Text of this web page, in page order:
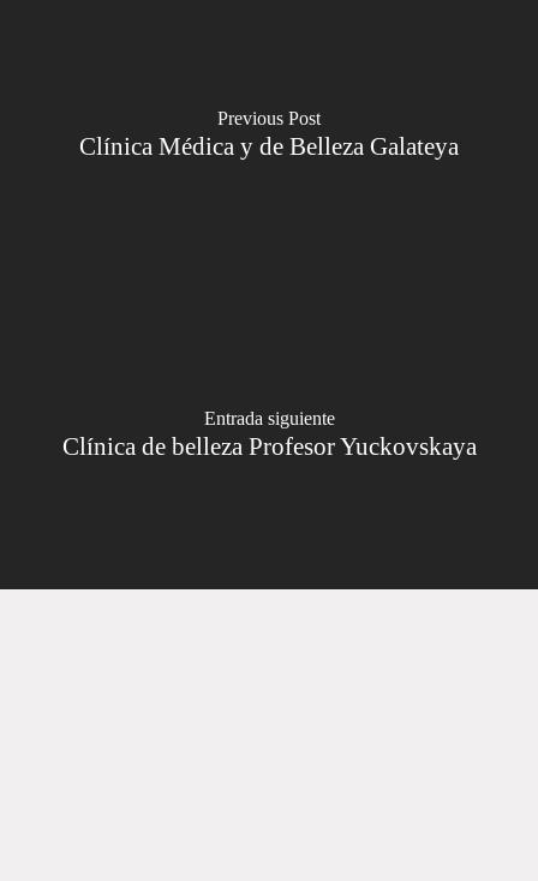
Previous Post
Clínica Médica y de Belleza Galateya
Entrada siguiente
Clínica de belleza Profesor Yuckovskaya